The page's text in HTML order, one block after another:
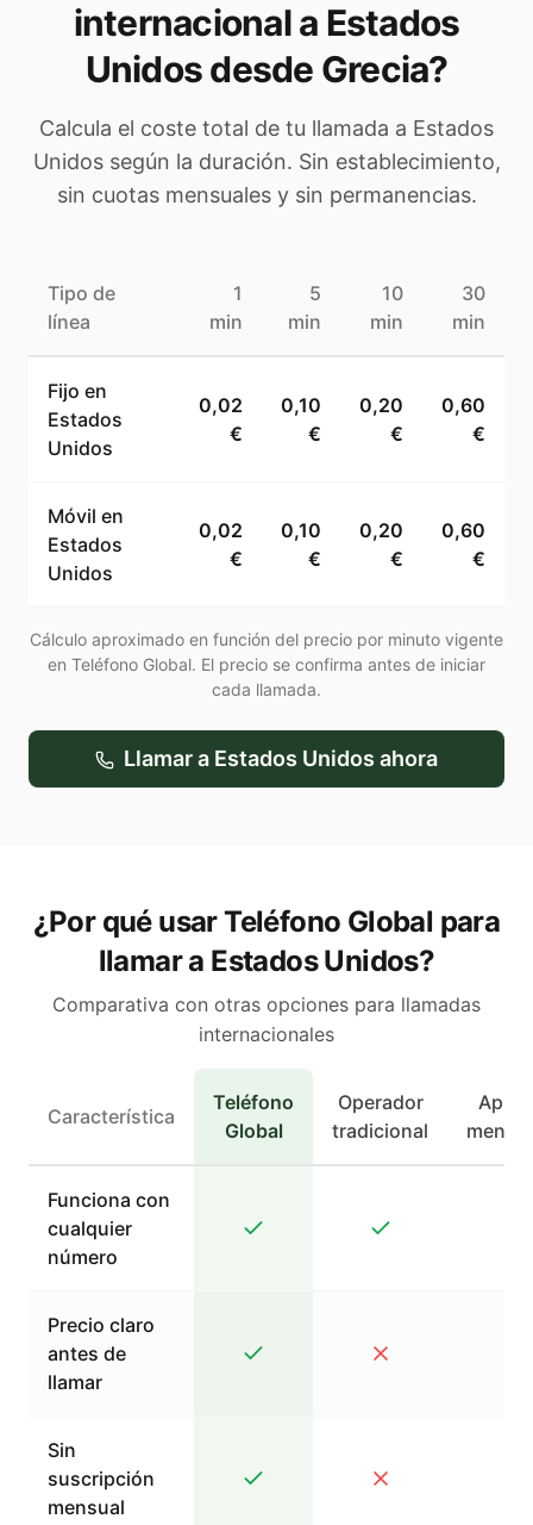
internacional a Estados
Unidosdesde Grecia?
Calcula el coste total de tu llamada a Estados
Unidossegún la duración. Sin establecimiento,
sin cuotas mensuales y sin permanencias.
Tipo de
línea
1
min
5
min
10
min
30
min
Fijo en
Estados
Unidos
0,02
€
0,10
€
0,20
€
0,60
€
Móvil en
Estados
Unidos
0,02
€
0,10
€
0,20
€
0,60
€
Cálculo aproximado en función del precio por minuto vigente
en Teléfono Global. El precio se confirma antes de iniciar
cada llamada.
Llamar a Estados Unidos ahora
¿Por qué usar Teléfono Global para
llamar a Estados Unidos?
Comparativa con otras opciones para llamadas
internacionales
Característica
Teléfono
Global
Operador
tradicional
Apps
Funciona con
cualquier
número
Precio claro
antes de
llamar
Sin
suscripción
mensual